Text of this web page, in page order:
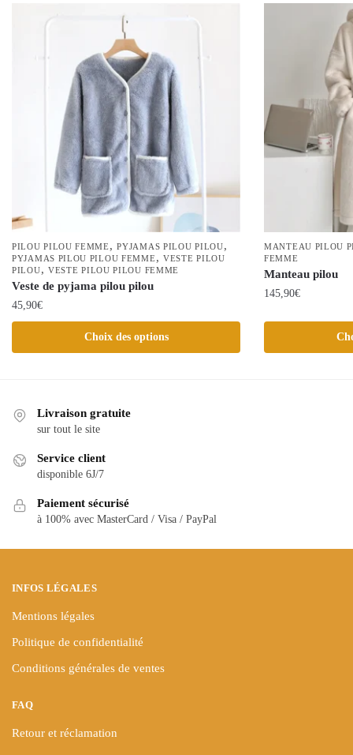
PILOU PILOU FEMME,PYJAMAS PILOU PILOU,
PYJAMAS PILOU PILOU FEMME, VESTE PILOU
PILOU, VESTE PILOU PILOU FEMME
Veste de pyjama pilou pilou
45,90€
Choix des options
produit
variations.
peuvent
choisies
MANTEAU PILOU
FEMME
Manteau pilou
145,90€
Ce
page
Livraison gratuite
sur tout le site
Service client
disponible 6J/7
Paiement sécurisé
à 100% avec MasterCard / Visa / PayPal
INFOS LÉGALES
Mentions légales
Politique de confidentialité
Conditions générales de ventes
FAQ
Retour et réclamation